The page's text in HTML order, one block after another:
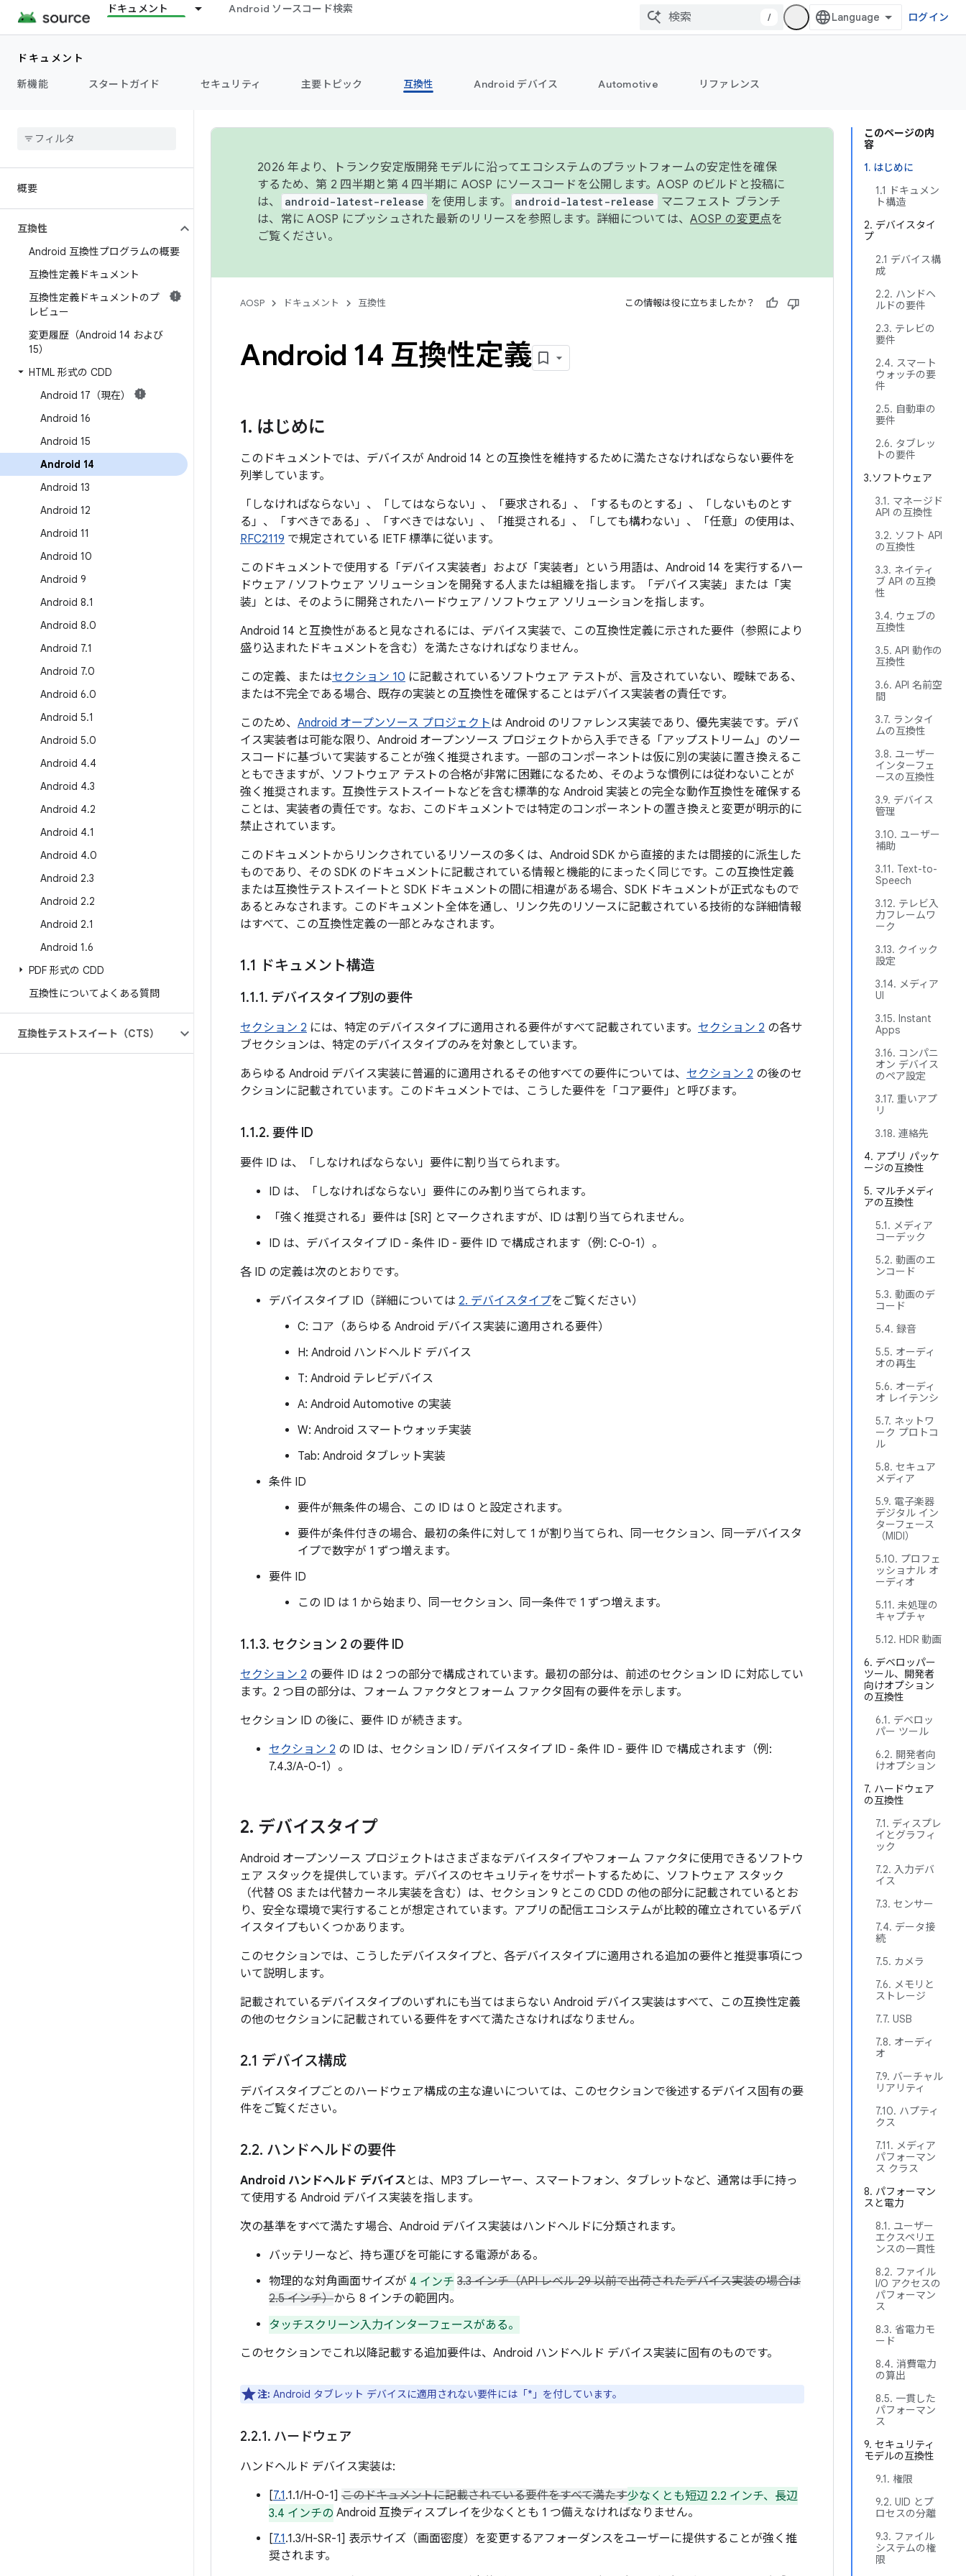
ドキュメント Android ソースコード検索
/ ログイン
ドキュメント
新機能
スタートガイド セキュリティ 主要トピック 互換性 Android デバイス Automotive リファレンス
概要
互換性
Android 互換性プログラムの概要
互換性定義ドキュメント
互換性定義ドキュメントのプ
レビュー
変更履歴（Android 14 および
15）
HTML 形式の CDD
Android 17（現在）
Android 16
Android 15
Android 14
Android 13
Android 12
Android 11
Android 10
Android 9
Android 8.1
Android 8.0
Android 7.1
Android 7.0
Android 6.0
Android 5.1
Android 5.0
Android 4.4
Android 4.3
Android 4.2
Android 4.1
Android 4.0
Android 2.3
Android 2.2
Android 2.1
Android 1.6
PDF 形式の CDD
互換性についてよくある質問
互換性テストスイート（CTS）
このページの内
容
1. はじめに
1.1 ドキュメン
ト構造
2. デバイスタイ
プ
2.1 デバイス構
成
2.2. ハンドヘ
ルドの要件
2.3. テレビの
要件
2.4. スマート
ウォッチの要
件
2.5. 自動車の
要件
2.6. タブレッ
トの要件
3.ソフトウェア
3.1. マネージド
API の互換性
3.2. ソフト API
の互換性
3.3. ネイティ
ブ API の互換
性
3.4. ウェブの
互換性
3.5. API 動作の
互換性
3.6. API 名前空
間
3.7. ランタイ
ムの互換性
3.8. ユーザー
インターフェ
ースの互換性
3.9. デバイス
管理
3.10. ユーザー
補助
3.11. Text-to-
Speech
3.12. テレビ入
力フレームワ
ーク
3.13. クイック
設定
3.14. メディア
UI
3.15. Instant
Apps
3.16. コンパニ
オン デバイス
のペア設定
3.17. 重いアプ
リ
3.18. 連絡先
4. アプリ パッケ
ージの互換性
5. マルチメディ
アの互換性
5.1. メディア
コーデック
5.2. 動画のエ
ンコード
5.3. 動画のデ
コード
5.4. 録音
5.5. オーディ
オの再生
5.6. オーディ
オ レイテンシ
5.7. ネットワ
ーク プロトコ
ル
5.8. セキュア
メディア
5.9. 電子楽器
デジタル イン
ターフェース
（MIDI）
5.10. プロフェ
ッショナル オ
ーディオ
5.11. 未処理の
キャプチャ
5.12. HDR 動画
6. デベロッパー
ツール、開発者
向けオプション
の互換性
6.1. デベロッ
パー ツール
6.2. 開発者向
けオプション
7. ハードウェア
の互換性
7.1. ディスプレ
イとグラフィ
ック
7.2. 入力デバ
イス
7.3. センサー
7.4. データ接
続
7.5. カメラ
7.6. メモリと
ストレージ
7.7. USB
7.8. オーディ
オ
7.9. バーチャル
リアリティ
7.10. ハプティ
クス
7.11. メディア
パフォーマン
ス クラス
8. パフォーマン
スと電力
8.1. ユーザー
エクスペリエ
ンスの一貫性
8.2. ファイル
I/O アクセスの
パフォーマン
ス
8.3. 省電力モ
ード
8.4. 消費電力
の算出
8.5. 一貫した
パフォーマン
ス
9. セキュリティ
モデルの互換性
9.1. 権限
9.2. UID とプ
ロセスの分離
9.3. ファイル
システムの権
限
2026 年より、トランク安定版開発モデルに沿ってエコシステムのプラットフォームの安定性を確保
するため、第 2 四半期と第 4 四半期に AOSP にソースコードを公開します。AOSP のビルドと投稿に
は、
android-latest-release を使用します。 android-latest-release
マニフェスト ブランチ
は、常に AOSP にプッシュされた最新のリリースを参照します。詳細については、 AOSP の変更点を
ご覧ください。
AOSP ドキュメント 互換性 この情報は役に立ちましたか？
Android 14 互換性定義
1. はじめに
このドキュメントでは、デバイスが Android 14 との互換性を維持するために満たさなければならない要件を
列挙しています。
「しなければならない」、「してはならない」、「要求される」、「するものとする」、「しないものとす
る」、「すべきである」、「すべきではない」、「推奨される」、「しても構わない」、「任意」の使用は、
RFC2119 で規定されている IETF 標準に従います。
このドキュメントで使用する「デバイス実装者」および「実装者」という用語は、Android 14 を実行するハー
ドウェア / ソフトウェア ソリューションを開発する人または組織を指します。「デバイス実装」または「実
装」とは、そのように開発されたハードウェア / ソフトウェア ソリューションを指します。
Android 14 と互換性があると見なされるには、デバイス実装で、この互換性定義に示された要件（参照により
盛り込まれたドキュメントを含む）を満たさなければなりません。
この定義、またはセクション 10 に記載されているソフトウェア テストが、言及されていない、曖昧である、
または不完全である場合、既存の実装との互換性を確保することはデバイス実装者の責任です。
このため、 Android オープンソース プロジェクトは Android のリファレンス実装であり、優先実装です。デバ
イス実装者は可能な限り、Android オープンソース プロジェクトから入手できる「アップストリーム」のソー
スコードに基づいて実装することが強く推奨されます。一部のコンポーネントは仮に別の実装に置き換えるこ
ともできますが、ソフトウェア テストの合格が非常に困難になるため、そのような慣例には従わないことが
強く推奨されます。互換性テストスイートなどを含む標準的な Android 実装との完全な動作互換性を確保する
ことは、実装者の責任です。なお、このドキュメントでは特定のコンポーネントの置き換えと変更が明示的に
禁止されています。
このドキュメントからリンクされているリソースの多くは、Android SDK から直接的または間接的に派生した
ものであり、その SDK のドキュメントに記載されている情報と機能的にまったく同じです。この互換性定義
または互換性テストスイートと SDK ドキュメントの間に相違がある場合、SDK ドキュメントが正式なもので
あるとみなされます。このドキュメント全体を通し、リンク先のリソースに記載されている技術的な詳細情報
はすべて、この互換性定義の一部とみなされます。
1.1 ドキュメント構造
1.1.1. デバイスタイプ別の要件
セクション 2 には、特定のデバイスタイプに適用される要件がすべて記載されています。 セクション 2 の各サ
ブセクションは、特定のデバイスタイプのみを対象としています。
あらゆる Android デバイス実装に普遍的に適用されるその他すべての要件については、 セクション 2 の後のセ
クションに記載されています。このドキュメントでは、こうした要件を「コア要件」と呼びます。
1.1.2. 要件 ID
要件 ID は、「しなければならない」要件に割り当てられます。
ID は、「しなければならない」要件にのみ割り当てられます。
「強く推奨される」要件は [SR] とマークされますが、ID は割り当てられません。
ID は、デバイスタイプ ID - 条件 ID - 要件 ID で構成されます（例: C-0-1）。
各 ID の定義は次のとおりです。
デバイスタイプ ID（詳細については 2. デバイスタイプをご覧ください）
C: コア（あらゆる Android デバイス実装に適用される要件）
H: Android ハンドヘルド デバイス
T: Android テレビデバイス
A: Android Automotive の実装
W: Android スマートウォッチ実装
Tab: Android タブレット実装
条件 ID
要件が無条件の場合、この ID は 0 と設定されます。
要件が条件付きの場合、最初の条件に対して 1 が割り当てられ、同一セクション、同一デバイスタ
イプで数字が 1 ずつ増えます。
要件 ID
この ID は 1 から始まり、同一セクション、同一条件で 1 ずつ増えます。
1.1.3. セクション 2 の要件 ID
セクション 2 の要件 ID は 2 つの部分で構成されています。最初の部分は、前述のセクション ID に対応してい
ます。2 つ目の部分は、フォーム ファクタとフォーム ファクタ固有の要件を示します。
セクション ID の後に、要件 ID が続きます。
セクション 2 の ID は、セクション ID / デバイスタイプ ID - 条件 ID - 要件 ID で構成されます（例:
7.4.3/A-0-1）。
2. デバイスタイプ
Android オープンソース プロジェクトはさまざまなデバイスタイプやフォーム ファクタに使用できるソフトウ
ェア スタックを提供しています。デバイスのセキュリティをサポートするために、ソフトウェア スタック
（代替 OS または代替カーネル実装を含む）は、セクション 9 とこの CDD の他の部分に記載されているとお
り、安全な環境で実行することが想定されています。アプリの配信エコシステムが比較的確立されているデバ
イスタイプもいくつかあります。
このセクションでは、こうしたデバイスタイプと、各デバイスタイプに適用される追加の要件と推奨事項につ
いて説明します。
記載されているデバイスタイプのいずれにも当てはまらない Android デバイス実装はすべて、この互換性定義
の他のセクションに記載されている要件をすべて満たさなければなりません。
2.1 デバイス構成
デバイスタイプごとのハードウェア構成の主な違いについては、このセクションで後述するデバイス固有の要
件をご覧ください。
2.2. ハンドヘルドの要件
Android ハンドヘルド デバイス とは、MP3 プレーヤー、スマートフォン、タブレットなど、通常は手に持っ
て使用する Android デバイス実装を指します。
次の基準をすべて満たす場合、Android デバイス実装はハンドヘルドに分類されます。
バッテリーなど、持ち運びを可能にする電源がある。
物理的な対角画面サイズが 4 インチ 3.3 インチ（API レベル 29 以前で出荷されたデバイス実装の場合は
2.5 インチ）から 8 インチの範囲内。
タッチスクリーン入力インターフェースがある。
このセクションでこれ以降記載する追加要件は、Android ハンドヘルド デバイス実装に固有のものです。
注: Android タブレット デバイスに適用されない要件には「*」を付しています。
2.2.1. ハードウェア
ハンドヘルド デバイス実装は:
[7.1.1.1/H-0-1] このドキュメントに記載されている要件をすべて満たす少なくとも短辺 2.2 インチ、長辺
3.4 インチの Android 互換ディスプレイを少なくとも 1 つ備えなければなりません。
[7.1.1.3/H-SR-1] 表示サイズ（画面密度）を変更するアフォーダンスをユーザーに提供することが強く推
奨されます。